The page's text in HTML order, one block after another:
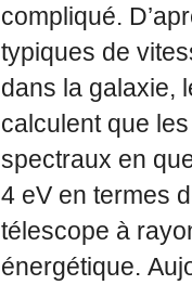
compliqué.
typiques de
dans la galaxie,
calculent que
spectraux en
4 eV en termes
télescope à
énergétique.